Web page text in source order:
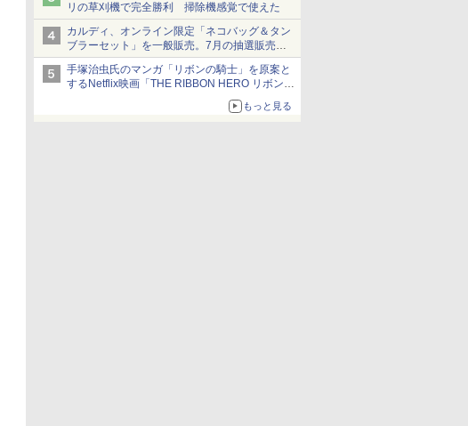
リの草刈機で完全勝利 掃除機感覚で使えた
カルディ、オンライン限定「ネコバッグ＆タン
ブラーセット」を一般販売。7月の抽選販売の
当選無効分
手塚治虫氏のマンガ「リボンの騎士」を原案と
するNetflix映画「THE RIBBON HERO リボンヒ
もっと見る